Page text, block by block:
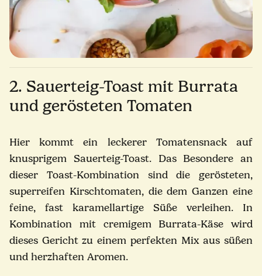
2. Sauerteig-Toast mit Burrata
und gerösteten Tomaten
Hier kommt ein leckerer Tomatensnack auf
knusprigem Sauerteig-Toast. Das Besondere an
dieser Toast-Kombination sind die gerösteten,
superreifen Kirschtomaten, die dem Ganzen eine
feine, fast karamellartige Süße verleihen. In
Kombination mit cremigem Burrata-Käse wird
dieses Gericht zu einem perfekten Mix aus süßen
und herzhaften Aromen.